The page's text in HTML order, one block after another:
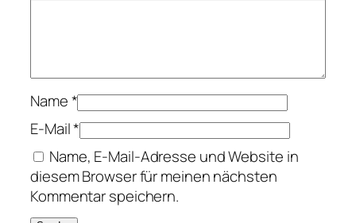
Name*
E-Mail*
Name, E-Mail-Adresse und Website in
diesem Browser für meinen nächsten
Kommentar speichern.